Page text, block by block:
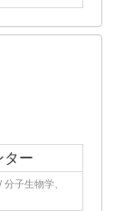
ター
子生物学、